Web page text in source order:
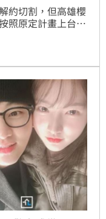
約切割，但高雄櫻
照原定計畫上台演
如今韓媒爆出金